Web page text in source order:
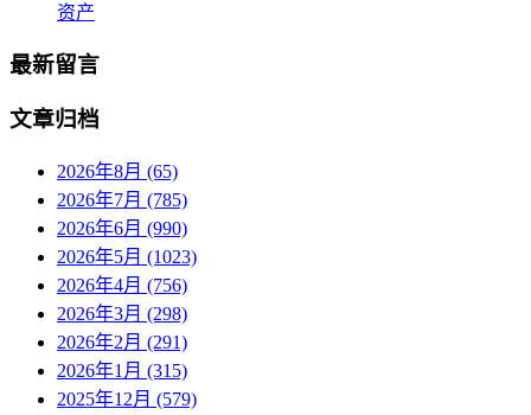
资产
最新留言
文章归档
2026年8月 (65)
2026年7月 (785)
2026年6月 (990)
2026年5月 (1023)
2026年4月 (756)
2026年3月 (298)
2026年2月 (291)
2026年1月 (315)
2025年12月 (579)